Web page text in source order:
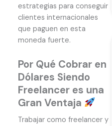
estrategias para conseguir
clientes internacionales
que paguen en esta
moneda fuerte.
Por Qué Cobrar en
Dólares Siendo
Freelancer es una
Gran Ventaja
Trabajar como freelancer y